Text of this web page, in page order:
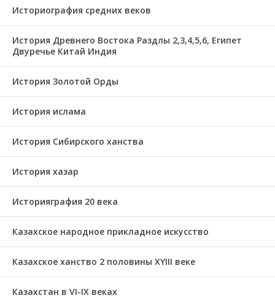
Историография средних веков
История Древнего Востока Раздлы 2,3,4,5,6, Египет
Двуречье Китай Индия
История Золотой Орды
История ислама
История Сибирского ханства
История хазар
Историяграфия 20 века
Казахское народное прикладное искусство
Казахское ханство 2 половины ХҮІІІ веке
Казахстан в VI-IX веках